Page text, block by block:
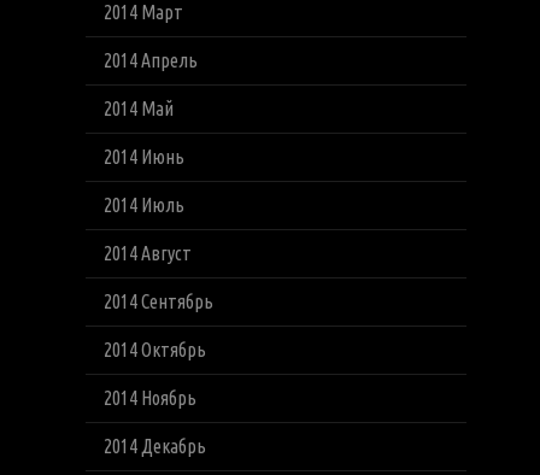
2014 Март
2014 Апрель
2014 Май
2014 Июнь
2014 Июль
2014 Август
2014 Сентябрь
2014 Октябрь
2014 Ноябрь
2014 Декабрь